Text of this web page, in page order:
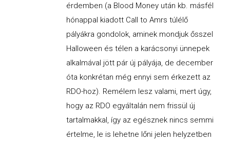
érdemben (a Blood Money után kb. másfél
hónappal kiadott Call to Amrs túlélő
pályákra gondolok, aminek mondjuk ősszel
Halloween és télen a karácsonyi ünnepek
alkalmával jött pár új pályája, de december
óta konkrétan még ennyi sem érkezett az
RDO-hoz). Remélem lesz valami, mert úgy,
hogy az RDO egyáltalán nem frissül új
tartalmakkal, így az egésznek nincs semmi
értelme, le is lehetne lőni jelen helyzetben